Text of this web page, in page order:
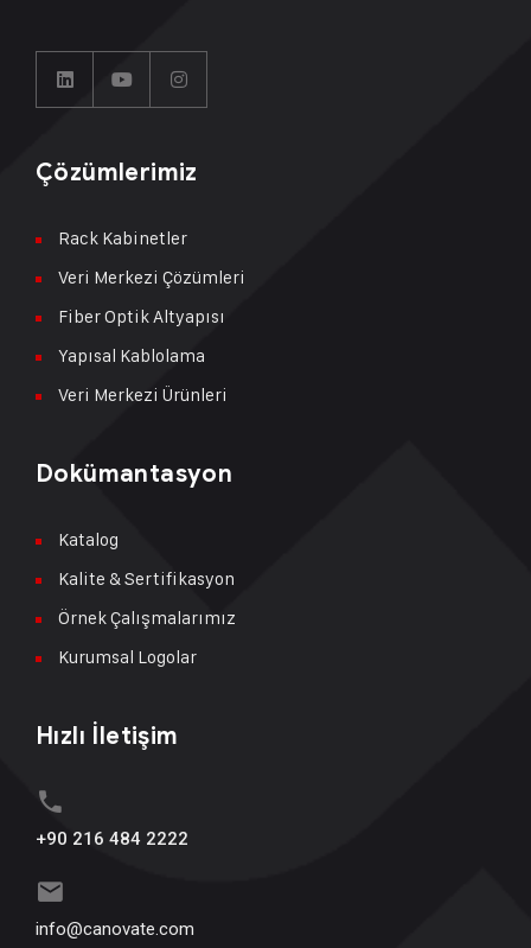
Çözümlerimiz
Rack Kabinetler
Veri Merkezi Çözümleri
Fiber Optik Altyapısı
Yapısal Kablolama
Veri Merkezi Ürünleri
Dokümantasyon
Katalog
Kalite & Sertifikasyon
Örnek Çalışmalarımız
Kurumsal Logolar
Hızlı İletişim
+90 216 484 2222
info@canovate.com